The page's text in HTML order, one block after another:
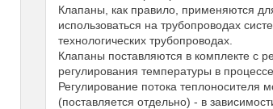
Клапаны, как правило, применяются
использоваться на трубопроводах
технологических трубопроводах.
Клапаны поставляются в комплекте с
регулирования температуры в
Регулирование потока теплоносителя
(поставляется отдельно) - в